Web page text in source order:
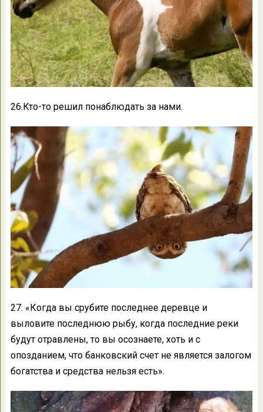
26.Кто-то решил понаблюдать за нами.
27. «Когда вы срубите последнее деревце и
выловите последнюю рыбу, когда последние реки
будут отравлены, то вы осознаете, хоть и с
опозданием, что банковский счет не является залогом
богатства и средства нельзя есть».